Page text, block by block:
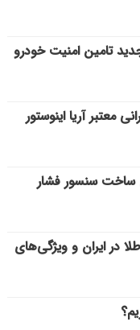
تامین امنیت خودرو
معتبر آریا اینوستور
ساخت سنسور فشار
در ایران و ویژگی‌های